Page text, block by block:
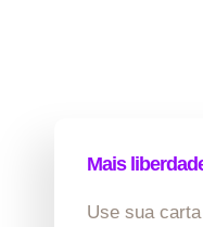
Mais
Use sua